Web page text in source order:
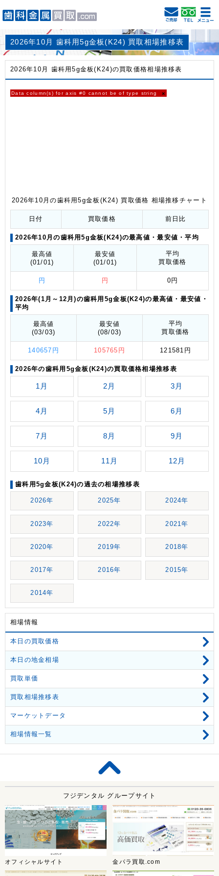
2026年10月 歯科用5g金板(K24) 買取相場推移表
2026年10月 歯科用5g金板(K24)の買取価格相場推移表
Data column(s) for axis #0 cannot be of type string ×
2026年10月の歯科用5g金板(K24) 買取価格 相場推移チャート
日付 買取価格 前日比
2026年10月の歯科用5g金板(K24)の最高値 ・最安値 ・平均
最高値
(01/01)
最安値
(01/01)
平均
買取価格
円 円 0円
2026年(1月～12月)の歯科用5g金板(K24)の最高値 ・最安値 ・
平均
最高値
(03/03)
最安値
(08/03)
平均
買取価格
140657円 105765円 121581円
2026年の歯科用5g金板(K24)の買取価格相場推移表
1月 2月 3月
4月 5月 6月
7月 8月 9月
10月 11月 12月
歯科用5g金板(K24)の過去の相場推移表
2026年 2025年 2024年
2023年 2022年 2021年
2020年 2019年 2018年
2017年 2016年 2015年
2014年
相場情報
本日の買取価格
本日の地金相場
買取単価
買取相場推移表
マーケットデータ
相場情報一覧
フジデンタル グループサイト
オフィシャルサイト 金パラ買取.com